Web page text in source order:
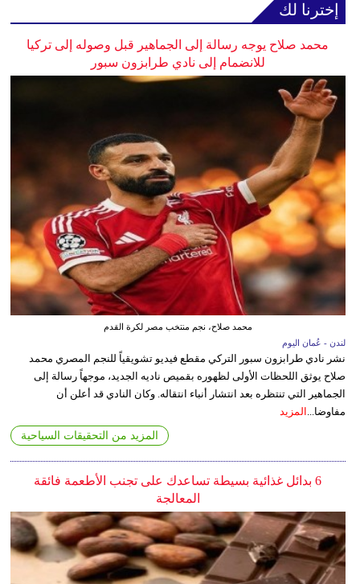
إخترنا لك
محمد صلاح يوجه رسالة إلى الجماهير قبل وصوله إلى تركيا
للانضمام إلى نادي طرابزون سبور
محمد صلاح، نجم منتخب مصر لكرة القدم
لندن - عُمان اليوم
نشر نادي طرابزون سبور التركي مقطع فيديو تشويقياً للنجم المصري محمد
صلاح يوثق اللحظات الأولى لظهوره بقميص ناديه الجديد، موجهاً رسالة إلى
الجماهير التي تنتظره بعد انتشار أنباء انتقاله. وكان النادي قد أعلن أن
مفاوضا...
المزيد
المزيد من التحقيقات السياحية
6 بدائل غذائية بسيطة تساعدك على تجنب الأطعمة فائقة
المعالجة